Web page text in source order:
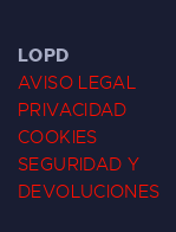
LOPD
AVISO LEGAL
PRIVACIDAD
COOKIES
SEGURIDAD Y
DEVOLUCIONES